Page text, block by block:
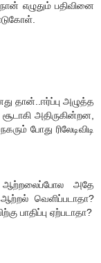
எழுதும் பதிவினை
தான்..ஈர்ப்பு அழுத்த
அதிருகின்றன,
போது ரிலேடிவிடி
ஆற்றலைப்போல அதே
வெளிப்படாதா?
பாதிப்பு ஏற்படாதா?